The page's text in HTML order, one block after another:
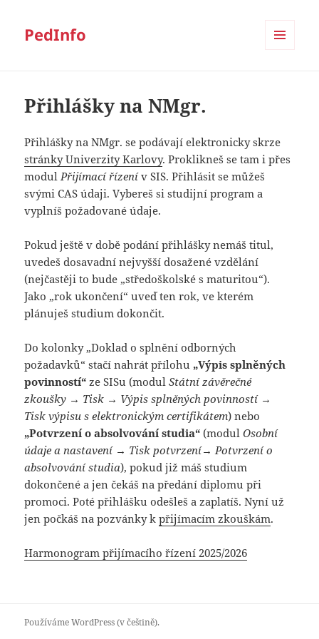
PedInfo
Přihlášky na NMgr.
Přihlášky na NMgr. se podávají elektronicky skrze
stránky Univerzity Karlovy. Proklikneš se tam i přes
modulPřijímací řízenív SIS. Přihlásit se můžeš
svými CAS údaji. Vybereš si studijní program a
vyplníš požadované údaje.
Pokud ještě v době podání přihlášky nemáš titul,
uvedeš dosavadní nejvyšší dosažené vzdělání
(nejčastěji to bude „středoškolské s maturitou“).
Jako „rok ukončení“ uveď ten rok, ve kterém
plánuješ studium dokončit.
Do kolonky „Doklad o splnění odborných
požadavků“ stačí nahrát přílohu „Výpis splněných
povinností“ ze SISu (modulStátní závěrečné
zkoušky → Tisk → Výpis splněných povinností →
Tisk výpisu s elektronickým certifikátem) nebo
„Potvrzení o absolvování studia“(modulOsobní
údaje a nastavení → Tisk potvrzení→ Potvrzení o
absolvování studia), pokud již máš studium
dokončené a jen čekáš na předání diplomu při
promoci. Poté přihlášku odešleš a zaplatíš. Nyní už
jen počkáš na pozvánky kpřijímacím zkouškám.
Harmonogram přijímacího řízení 2025/2026
Používáme WordPress (v češtině).